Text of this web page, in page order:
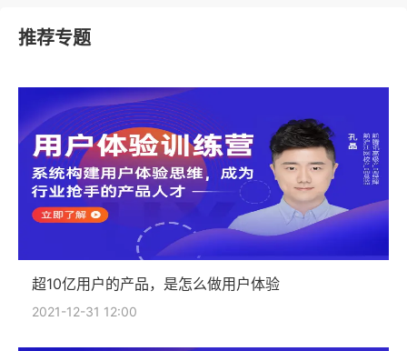
推荐专题
超10亿用户的产品，是怎么做用户体验
2021-12-31 12:00